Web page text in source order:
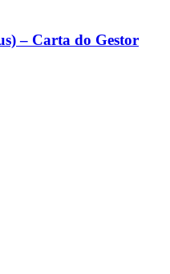
– Carta do Gestor